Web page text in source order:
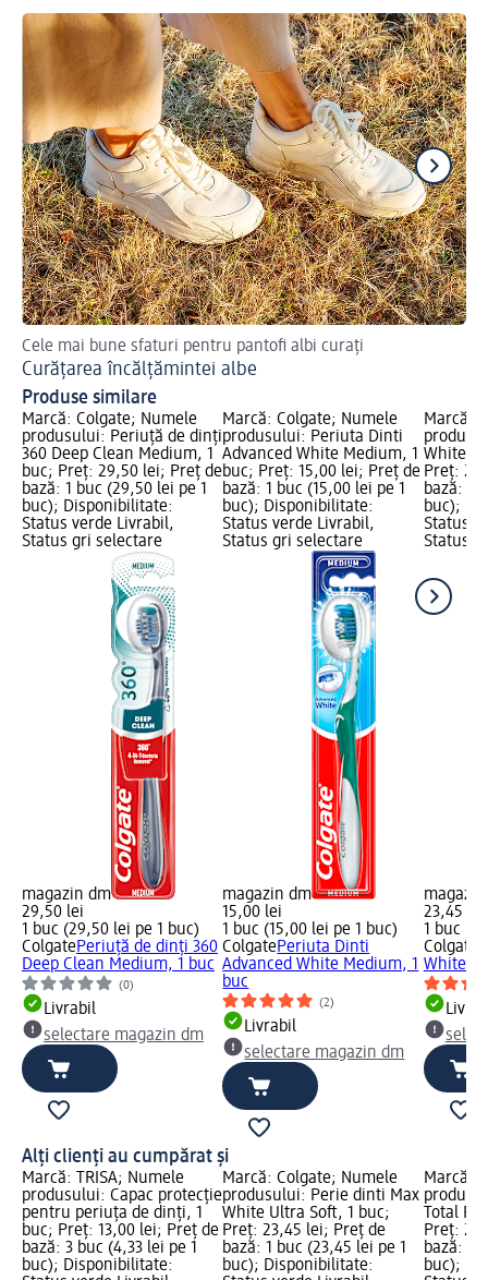
Cele mai bune sfaturi pentru pantofi albi curați
Curățarea încălțămintei albe
Produse similare
Marcă: Colgate; Numele
produsului: Periuță de dinți
360 Deep Clean Medium, 1
buc; Preț: 29,50 lei; Preț de
bază: 1 buc (29,50 lei pe 1
buc); Disponibilitate:
Status verde Livrabil,
Status gri selectare
magazin dm
29,50 lei
1 buc (29,50 lei pe 1 buc)
ColgatePeriuță de dinți 360
Deep Clean Medium, 1 buc
(0)
Livrabil
selectare magazin dm
Marcă: Colgate; Numele
produsului: Periuta Dinti
Advanced White Medium, 1
buc; Preț: 15,00 lei; Preț de
bază: 1 buc (15,00 lei pe 1
buc); Disponibilitate:
Status verde Livrabil,
Status gri selectare
magazin dm
15,00 lei
1 buc (15,00 lei pe 1 buc)
ColgatePeriuta Dinti
Advanced White Medium, 1
buc
(2)
Livrabil
selectare magazin dm
Marcă:
White
Preț:
bază: 1
buc);
Status
Status
23,45 lei
1 buc
Colgate
White
Alți clienți au cumpărat și
Marcă: TRISA; Numele
produsului: Capac protecție
pentru periuța de dinți, 1
buc; Preț: 13,00 lei; Preț de
bază: 3 buc (4,33 lei pe 1
buc); Disponibilitate:
Marcă: Colgate; Numele
produsului: Perie dinti Max
White Ultra Soft, 1 buc;
Preț: 23,45 lei; Preț de
bază: 1 buc (23,45 lei pe 1
buc); Disponibilitate:
Marcă:
Total
Preț:
bază: 1
buc);